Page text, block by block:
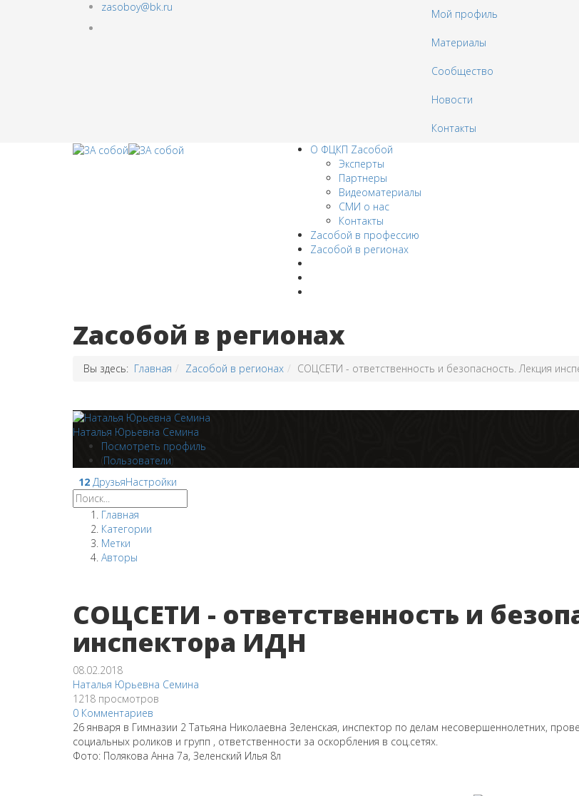
zasoboy@bk.ru
Мой профиль
Материалы
Сообщество
Новости
Контакты
О ФЦКП Zасобой
Эксперты
Партнеры
Видеоматериалы
СМИ о нас
Контакты
Zacобой в профессию
Zaсобой в регионах
Zaсобой в регионах
Вы здесь: Главная Zaсобой в регионах СОЦСЕТИ - ответственность и безопасность. Лекция
Наталья Юрьевна Семина
Посмотреть профиль
(Пользователи)
12 ДрузьяНастройки
Главная
Категории
Метки
Авторы
СОЦСЕТИ - ответственность и
инспектора ИДН
08.02.2018
Наталья Юрьевна Семина
1218 просмотров
0 Комментариев
26 января в Гимназии 2 Татьяна Николаевна Зеленская, инспектор по делам несовершеннолетних,
социальных роликов и групп , ответственности за оскорбления в соц.сетях.
Фото: Полякова Анна 7а, Зеленский Илья 8л